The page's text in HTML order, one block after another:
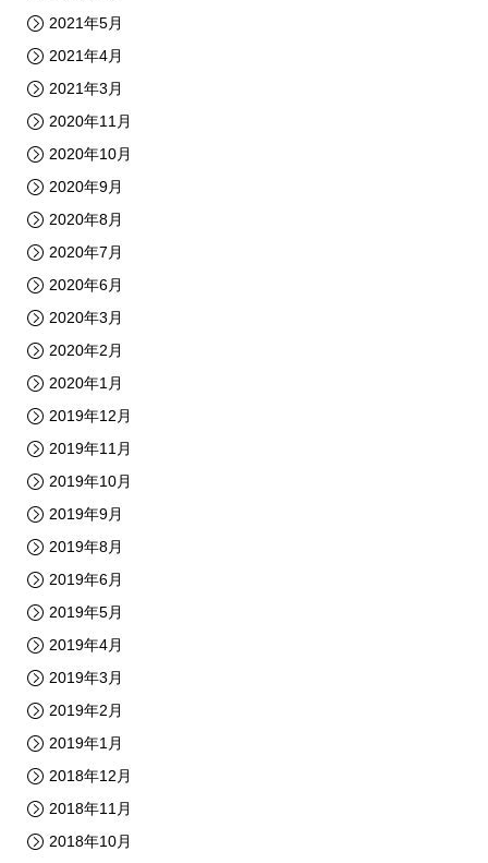
2021年5月
2021年4月
2021年3月
2020年11月
2020年10月
2020年9月
2020年8月
2020年7月
2020年6月
2020年3月
2020年2月
2020年1月
2019年12月
2019年11月
2019年10月
2019年9月
2019年8月
2019年6月
2019年5月
2019年4月
2019年3月
2019年2月
2019年1月
2018年12月
2018年11月
2018年10月